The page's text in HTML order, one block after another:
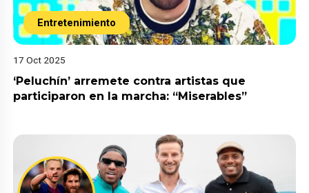
Entretenimiento
17 Oct 2025
‘Peluchín’ arremete contra artistas que
participaron en la marcha: “Miserables”